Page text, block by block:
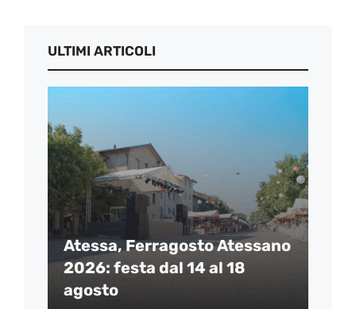
ULTIMI ARTICOLI
Atessa, Ferragosto Atessano
2026: festa dal 14 al 18
agosto